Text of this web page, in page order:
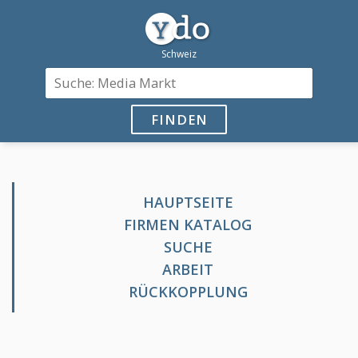
FINDEN
HAUPTSEITE
FIRMEN KATALOG
SUCHE
ARBEIT
RÜCKKOPPLUNG